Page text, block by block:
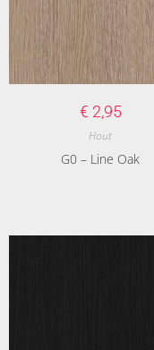
€ 2,95
Hout
G0 – Line Oak